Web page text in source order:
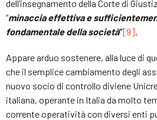
dell’insegnamento della Corte di
“minaccia effettiva e
fondamentale della società”[9].
Appare arduo sostenere, alla luce di
che il semplice cambiamento degli
nuovo socio di controllo diviene
italiana, operante in Italia da molto
corrente operatività con diversi enti